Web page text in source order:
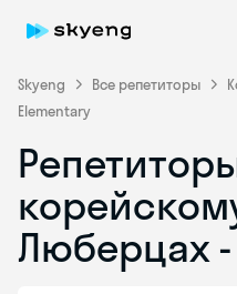
Skyeng Все репетиторы
Elementary
Люберцах
Skyeng Chat